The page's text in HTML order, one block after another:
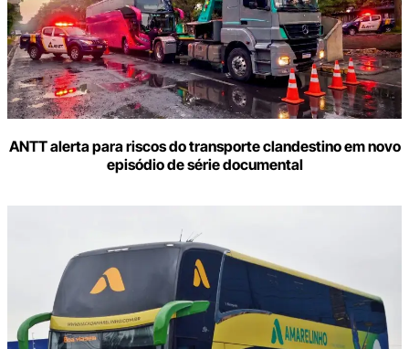
ANTT alerta para riscos do transporte clandestino em novo
episódio de série documental